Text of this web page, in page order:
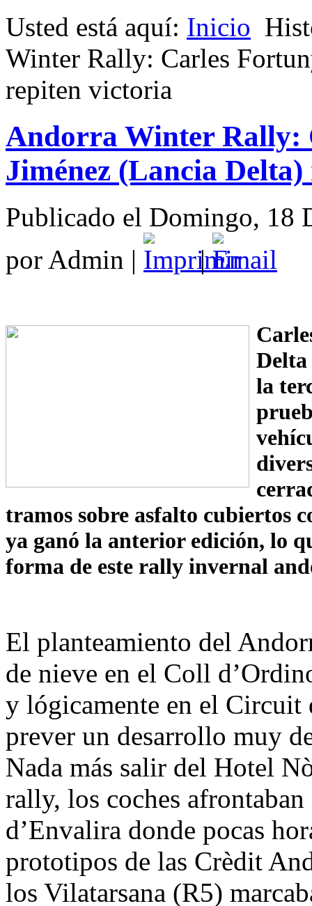
Usted está aquí: Inicio
Winter Rally: Carles
repiten victoria
Andorra Winter Rally:
Jiménez (Lancia
Publicado el Domingo, 18
por Admin | |
Delta
la
tramos sobre asfalto cubiertos
ya ganó la anterior edición, lo
forma de este rally invernal
El planteamiento del
de nieve en el Coll
y lógicamente en el Circuit
prever un desarrollo muy
Nada más salir del Hotel
rally, los coches
d’Envalira donde pocas
prototipos de las Crèdit
los Vilatarsana (R5)